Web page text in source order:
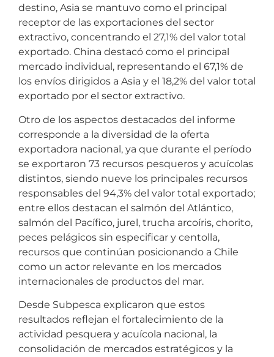
destino, Asia se mantuvo como el principal
receptor de las exportaciones del sector
extractivo, concentrando el 27,1% del valor total
exportado. China destacó como el principal
mercado individual, representando el 67,1% de
los envíos dirigidos a Asia y el 18,2% del valor total
exportado por el sector extractivo.
Otro de los aspectos destacados del informe
corresponde a la diversidad de la oferta
exportadora nacional, ya que durante el período
se exportaron 73 recursos pesqueros y acuícolas
distintos, siendo nueve los principales recursos
responsables del 94,3% del valor total exportado;
entre ellos destacan el salmón del Atlántico,
salmón del Pacífico, jurel, trucha arcoíris, chorito,
peces pelágicos sin especificar y centolla,
recursos que continúan posicionando a Chile
como un actor relevante en los mercados
internacionales de productos del mar.
Desde Subpesca explicaron que estos
resultados reflejan el fortalecimiento de la
actividad pesquera y acuícola nacional, la
consolidación de mercados estratégicos y la